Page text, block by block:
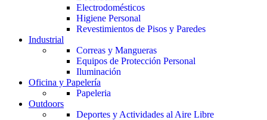
Electrodomésticos
Higiene Personal
Revestimientos de Pisos y Paredes
Industrial
Correas y Mangueras
Equipos de Protección Personal
Iluminación
Oficina y Papelería
Papeleria
Outdoors
Deportes y Actividades al Aire Libre